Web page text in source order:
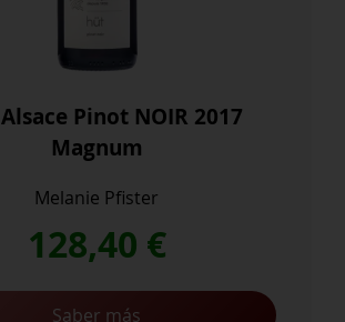
Pinot NOIR 2017
Magnum
Melanie Pfister
128,40 €
Saber más